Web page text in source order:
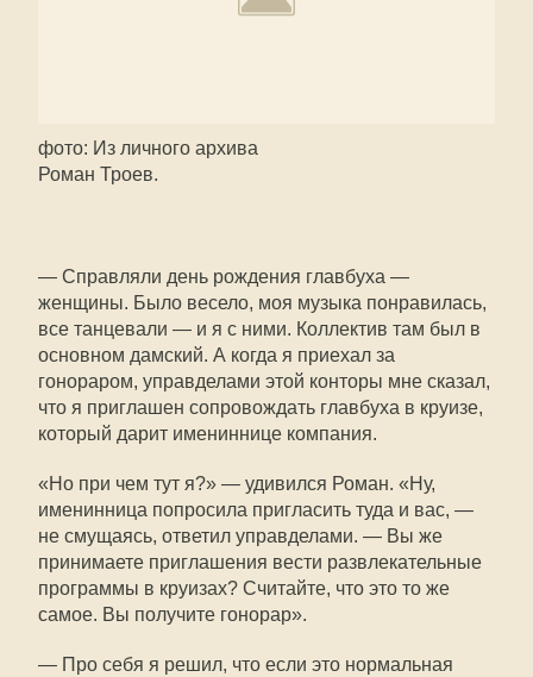
фото: Из личного архива
Роман Троев.
— Справляли день рождения главбуха —
женщины. Было весело, моя музыка понравилась,
все танцевали — и я с ними. Коллектив там был в
основном дамский. А когда я приехал за
гонораром, управделами этой конторы мне сказал,
что я приглашен сопровождать главбуха в круизе,
который дарит имениннице компания.
«Но при чем тут я?» — удивился Роман. «Ну,
именинница попросила пригласить туда и вас, —
не смущаясь, ответил управделами. — Вы же
принимаете приглашения вести развлекательные
программы в круизах? Считайте, что это то же
самое. Вы получите гонорар».
— Про себя я решил, что если это нормальная